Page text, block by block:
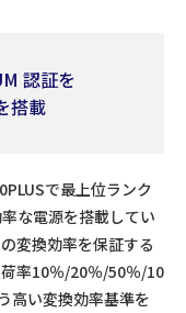
認証を
搭載
で最上位ランク
な電源を搭載してい
変換効率を保証する
率10％/20％/50％/10
高い変換効率基準を